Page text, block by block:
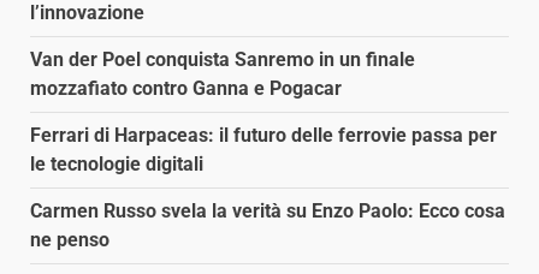
l’innovazione
Van der Poel conquista Sanremo in un finale
mozzafiato contro Ganna e Pogacar
Ferrari di Harpaceas: il futuro delle ferrovie passa per
le tecnologie digitali
Carmen Russo svela la verità su Enzo Paolo: Ecco cosa
ne penso